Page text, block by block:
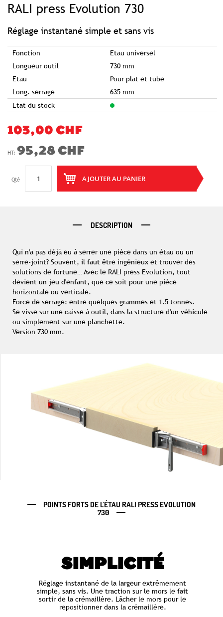
RALI press Evolution 730
Réglage instantané simple et sans vis
Fonction
Etau universel
Longueur outil
730 mm
Etau
Pour plat et tube
Long. serrage
635 mm
Etat du stock
103,00 CHF
95,28 CHF
Qté AJOUTER AU PANIER
beginning
images
gallery
DESCRIPTION
Qui n'a pas déjà eu à serrer une pièce dans un étau ou un
serre-joint? Souvent, il faut être ingénieux et trouver des
solutions de fortune… Avec le RALI press Evolution, tout
devient un jeu d'enfant, que ce soit pour une pièce
horizontale ou verticale.
Force de serrage: entre quelques grammes et 1.5 tonnes.
Se visse sur une caisse à outil, dans la structure d'un véhicule
ou simplement sur une planchette.
Version 730 mm.
POINTS FORTS DE L'ÉTAU RALI PRESS EVOLUTION
730
SIMPLICITÉ
Réglage instantané de la largeur extrêmement
simple, sans vis. Une traction sur le mors le fait
sortir de la crémaillère. Lâcher le mors pour le
repositionner dans la crémaillère.